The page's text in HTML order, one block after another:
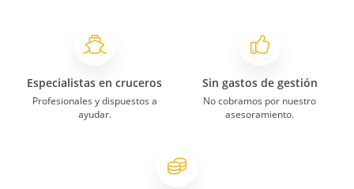
Especialistas en cruceros
Profesionales y dispuestos a
ayudar.
Sin gastos de gestión
No cobramos por nuestro
asesoramiento.